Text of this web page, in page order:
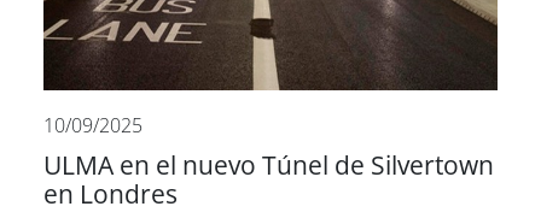
10/09/2025
ULMA en el nuevo Túnel de Silvertown
en Londres